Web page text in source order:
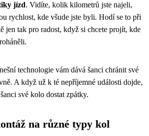
jízd. Vidíte, kolik kilometrů jste najeli,
rychlost, kde všude jste byli. Hodí se to při
jen tak pro radost, když si chcete projít, kde
technologie vám dává šanci chránit své
A když už k té nepříjemné události dojde,
své kolo dostat zpátky.
na různé typy kol